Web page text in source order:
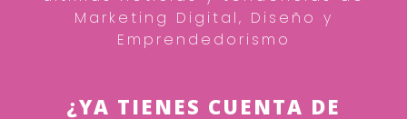
Marketing Digital, Diseño y
Emprendedorismo
¿YA TIENES CUENTA DE